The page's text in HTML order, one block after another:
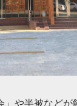
や半被などが